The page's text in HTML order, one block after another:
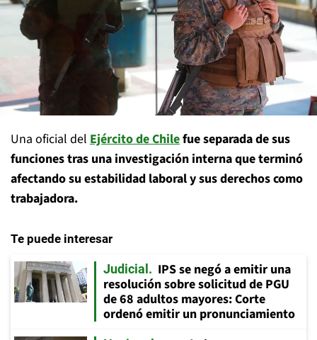
Una oficial del Ejército de Chilefue separada de sus
funciones tras una investigación interna que terminó
afectando su estabilidad laboral y sus derechos como
trabajadora.
Te puede interesar
Judicial
IPS se negó a emitir una
resolución sobre solicitud de PGU
de 68 adultos mayores: Corte
ordenó emitir un pronunciamiento